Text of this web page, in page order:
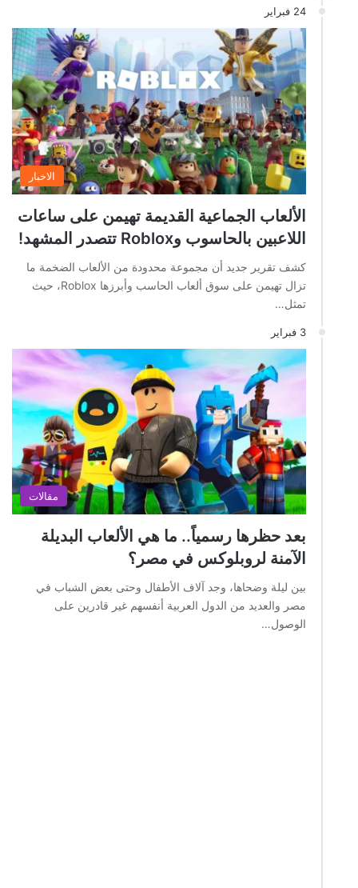
24 فبراير
الاخبار
الألعاب الجماعية القديمة تهيمن على ساعات
اللاعبين بالحاسوب وRoblox تتصدر المشهد!
كشف تقرير جديد أن مجموعة محدودة من الألعاب الضخمة ما
تزال تهيمن على سوق ألعاب الحاسب وأبرزها Roblox، حيث
تمثل…
3 فبراير
مقالات
بعد حظرها رسمياً.. ما هي الألعاب البديلة
الآمنة لروبلوكس في مصر؟
بين ليلة وضحاها، وجد آلاف الأطفال وحتى بعض الشباب في
مصر والعديد من الدول العربية أنفسهم غير قادرين على
الوصول…